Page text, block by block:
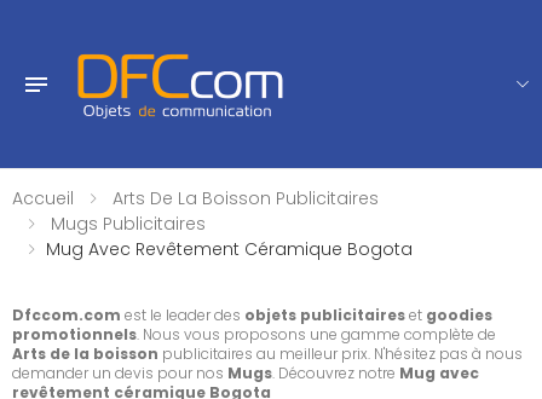
Accueil
Arts De La Boisson Publicitaires
Mugs Publicitaires
Mug Avec Revêtement Céramique Bogota
Dfccom.com est le leader des objets publicitaireset goodies
promotionnels. Nous vous proposons une gamme complète de
Arts de la boisson publicitaires au meilleur prix. N'hésitez pas à nous
demander un devis pour nos Mugs. Découvrez notre Mug avec
revêtement céramique Bogota